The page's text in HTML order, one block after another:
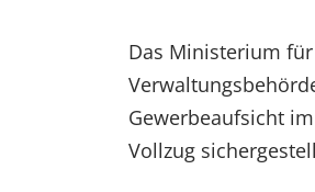
Das Ministerium
Gewerbeaufsicht
Vollzug